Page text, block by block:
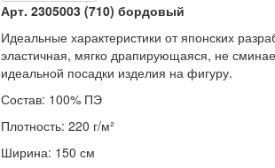
Арт. 2305003 (710) бордовый
Идеальные характеристики от японских
эластичная, мягко драпирующаяся, не
идеальной посадки изделия на фигуру.
Состав: 100% ПЭ
Плотность: 220 г/м²
Ширина: 150 см